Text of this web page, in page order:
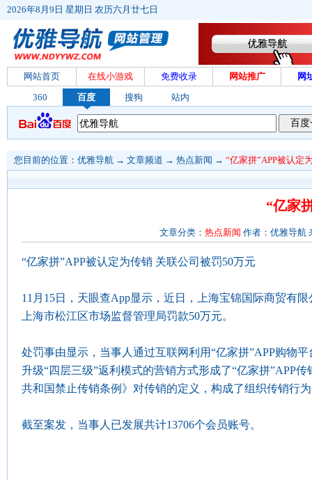
2026年8月9日 星期日 农历六月廿七日
网站首页 在线小游戏 免费收录 网站推广
网
360
百度 搜狗 站内
您目前的位置： 优雅导航 → 文章频道 → 热点新闻 → “亿家拼”APP被认定
“亿家
文章分类： 热点新闻 作者：优雅导航
“亿家拼”APP被认定为传销 关联公司被罚50万元
11月15日，天眼查App显示，近日，上海宝锦国际商贸有
上海市松江区市场监督管理局罚款50万元。
处罚事由显示，当事人通过互联网利用“亿家拼”APP购物
升级“四层三级”返利模式的营销方式形成了“亿家拼”APP
共和国禁止传销条例》对传销的定义，构成了组织传销行
截至案发，当事人已发展共计13706个会员账号。